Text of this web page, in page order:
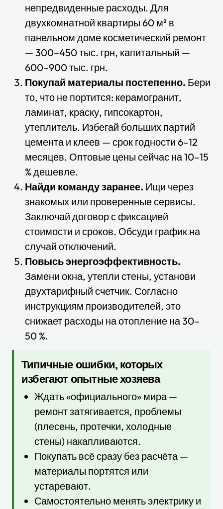
непредвиденные расходы. Для
двухкомнатной квартиры 60 м² в
панельном доме косметический ремонт
— 300–450 тыс. грн, капитальный —
600–900 тыс. грн.
Покупай материалы постепенно. Бери
то, что не портится: керамогранит,
ламинат, краску, гипсокартон,
утеплитель. Избегай больших партий
цемента и клеев — срок годности 6–12
месяцев. Оптовые цены сейчас на 10–15
% дешевле.
Найди команду заранее. Ищи через
знакомых или проверенные сервисы.
Заключай договор с фиксацией
стоимости и сроков. Обсуди график на
случай отключений.
Повысь энергоэффективность.
Замени окна, утепли стены, установи
двухтарифный счетчик. Согласно
инструкциям производителей, это
снижает расходы на отопление на 30–
50 %.
Типичные ошибки, которых
избегают опытные хозяева
Ждать «официального» мира —
ремонт затягивается, проблемы
(плесень, протечки, холодные
стены) накапливаются.
Покупать всё сразу без расчёта —
материалы портятся или
устаревают.
Самостоятельно менять электрику и